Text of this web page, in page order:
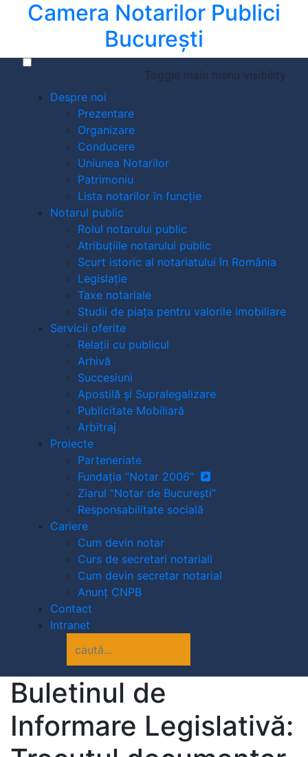
Camera Notarilor Publici
București
Toggle main menu visibility
Despre noi
Prezentare
Organizare
Conducere
Uniunea Notarilor
Patrimoniu
Lista notarilor în funcție
Notarul public
Rolul notarului public
Atribuțiile notarului public
Scurt istoric al notariatului în România
Legislație
Taxe notariale
Studii de piața pentru valorile imobiliare
Servicii oferite
Relații cu publicul
Arhivă
Succesiuni
Apostilă și Supralegalizare
Publicitate Mobiliară
Arbitraj
Proiecte
Parteneriate
Fundația ”Notar 2006”
Ziarul ”Notar de București”
Responsabilitate socială
Cariere
Cum devin notar
Curs de secretari notariali
Cum devin secretar notarial
Anunț CNPB
Contact
Intranet
Buletinul de
Informare Legislativă: